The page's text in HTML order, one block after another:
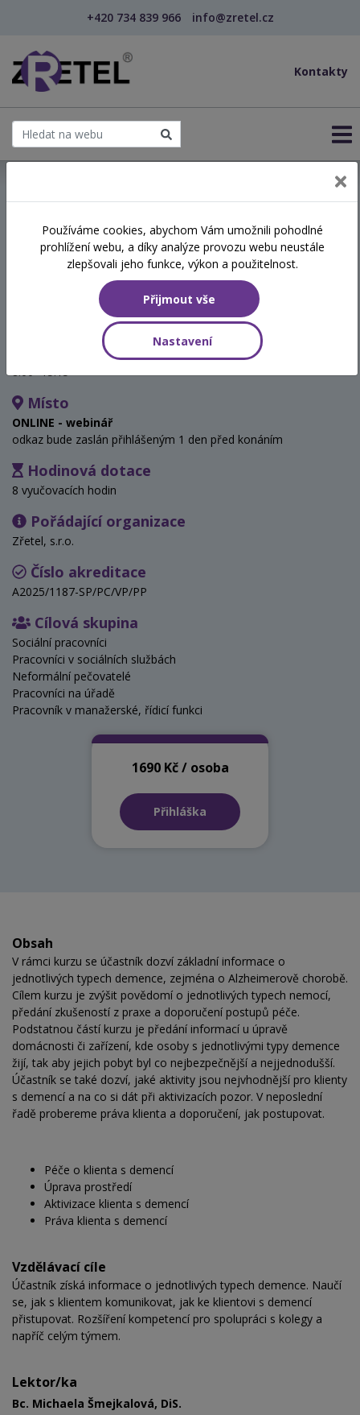
+420 734 839 966 info@zretel.cz
Kontakty
Péče o osoby s demencí,
Alzheimerova choroba
8:00 -15:15
Místo
ONLINE - webinář
odkaz bude zaslán přihlášeným 1 den před konáním
Hodinová dotace
8 vyučovacích hodin
Pořádající organizace
Zřetel, s.r.o.
Číslo akreditace
A2025/1187-SP/PC/VP/PP
Cílová skupina
Sociální pracovníci
Pracovníci v sociálních službách
Neformální pečovatelé
Pracovníci na úřadě
Pracovník v manažerské, řídicí funkci
1690 Kč / osoba
Přihláška
Obsah
V rámci kurzu se účastník dozví základní informace o
jednotlivých typech demence, zejména o Alzheimerově chorobě.
Cílem kurzu je zvýšit povědomí o jednotlivých typech nemocí,
předání zkušeností z praxe a doporučení postupů péče.
Podstatnou částí kurzu je předání informací u úpravě
domácnosti či zařízení, kde osoby s jednotlivými typy demence
žijí, tak aby jejich pobyt byl co nejbezpečnější a nejjednodušší.
Účastník se také dozví, jaké aktivity jsou nejvhodnější pro klienty
s demencí a na co si dát při aktivizacích pozor. V neposlední
řadě probereme práva klienta a doporučení, jak postupovat.
Péče o klienta s demencí
Úprava prostředí
Aktivizace klienta s demencí
Práva klienta s demencí
Vzdělávací cíle
Účastník získá informace o jednotlivých typech demence. Naučí
se, jak s klientem komunikovat, jak ke klientovi s demencí
přistupovat. Rozšíření kompetencí pro spolupráci s kolegy a
napříč celým týmem.
Lektor/ka
Bc. Michaela Šmejkalová, DiS.
Používáme cookies, abychom Vám umožnili pohodlné
prohlížení webu, a díky analýze provozu webu neustále
zlepšovali jeho funkce, výkon a použitelnost.
Přijmout vše
Nastavení